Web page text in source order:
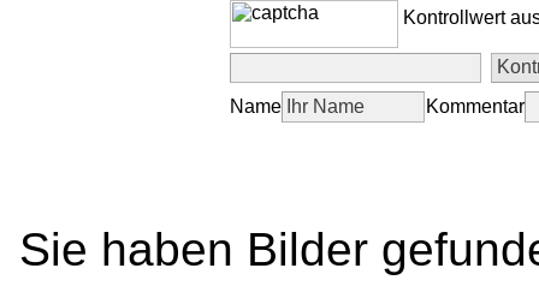
Kontrollwert
Name Kommentar
Sie haben Bilder